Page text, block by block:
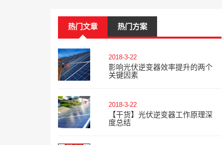
热门文章 热门方案
2018-3-22
影响光伏逆变器效率提升的两个
关键因素
2018-3-22
【干货】光伏逆变器工作原理深
度总结